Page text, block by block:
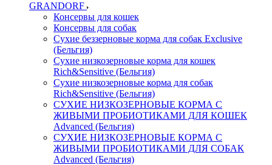
GRANDORF
Консервы для кошек
Консервы для собак
Сухие беззерновые корма для собак Exclusive
(Бельгия)
Сухие низкозерновые корма для кошек
Rich&Sensitive (Бельгия)
Сухие низкозерновые корма для собак
Rich&Sensitive (Бельгия)
СУХИЕ НИЗКОЗЕРНОВЫЕ КОРМА С
ЖИВЫМИ ПРОБИОТИКАМИ ДЛЯ КОШЕК
Advanced (Бельгия)
СУХИЕ НИЗКОЗЕРНОВЫЕ КОРМА С
ЖИВЫМИ ПРОБИОТИКАМИ ДЛЯ СОБАК
Advanced (Бельгия)